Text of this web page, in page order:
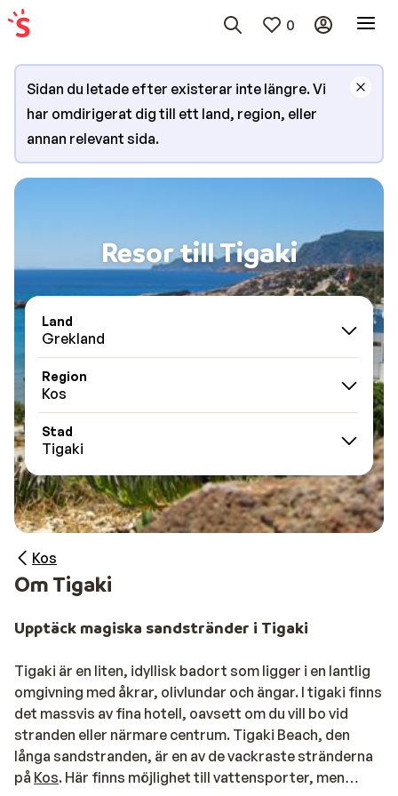
0
Sidan du letade efter existerar inte längre. Vi
har omdirigerat dig till ett land, region, eller
annan relevant sida.
Resor till Tigaki
Land
Grekland
Region
Kos
Stad
Tigaki
Kos
Om Tigaki
Upptäck magiska sandstränder i Tigaki
Tigaki är en liten, idyllisk badort som ligger i en lantlig
omgivning med åkrar, olivlundar och ängar. I tigaki finns
det massvis av fina hotell, oavsett om du vill bo vid
stranden eller närmare centrum. Tigaki Beach, den
långa sandstranden, är en av de vackraste stränderna
på Kos. Här finns möjlighet till vattensporter, men